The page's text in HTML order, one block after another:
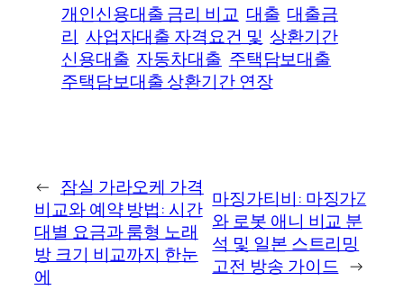
개인신용대출 금리 비교 대출 대출금
리 사업자대출 자격요건 및 상환기간
신용대출 자동차대출 주택담보대출
주택담보대출 상환기간 연장
← 잠실 가라오케 가격
비교와 예약 방법: 시간
대별 요금과 룸형 노래
방 크기 비교까지 한눈
에
마징가티비: 마징가Z
와 로봇 애니 비교 분
석 및 일본 스트리밍
고전 방송 가이드 →